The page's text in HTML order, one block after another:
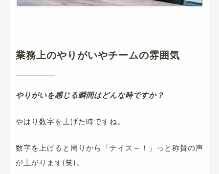
業務上のやりがいやチームの雰囲気
やりがいを感じる瞬間はどんな時ですか？
やはり数字を上げた時ですね。
数字を上げると周りから「ナイス～！」っと称賛の声
が上がります(笑)。